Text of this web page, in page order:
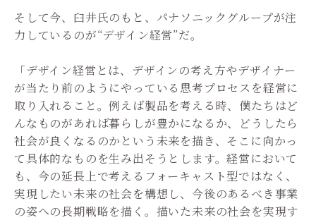
そして今、臼井氏のもと、パナソニックグループが注
力しているのが“デザイン経営”だ。
「デザイン経営とは、デザインの考え方やデザイナー
が当たり前のようにやっている思考プロセスを経営に
取り入れること。例えば製品を考える時、僕たちはど
んなものがあれば暮らしが豊かになるか、どうしたら
社会が良くなるのかという未来を描き、そこに向かっ
て具体的なものを生み出そうとします。経営において
も、今の延長上で考えるフォーキャスト型ではなく、
実現したい未来の社会を構想し、今後のあるべき事業
の姿への長期戦略を描く。描いた未来の社会を実現す